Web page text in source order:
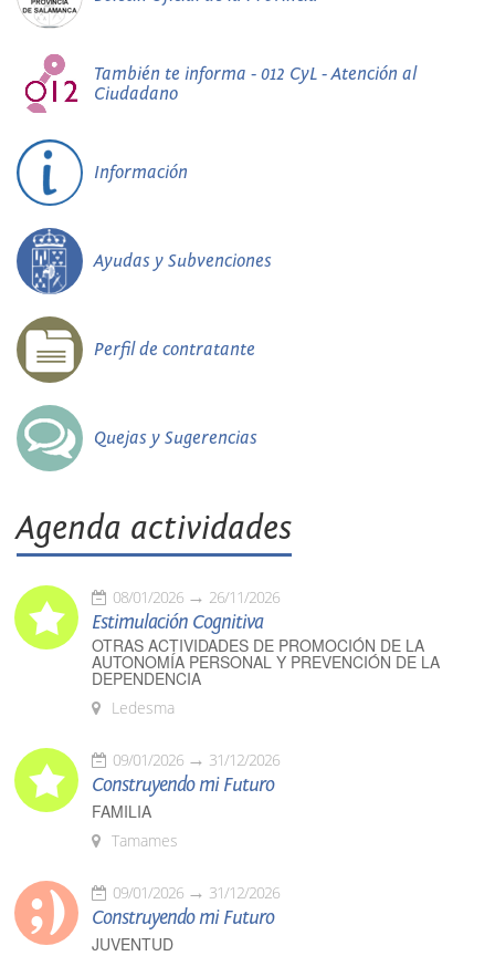
También te informa - 012 CyL - Atención al
Ciudadano
Información
Ayudas y Subvenciones
Perfil de contratante
Quejas y Sugerencias
Agenda actividades
08/01/2026 26/11/2026
Estimulación Cognitiva
OTRAS ACTIVIDADES DE PROMOCIÓN DE LA
AUTONOMÍA PERSONAL Y PREVENCIÓN DE LA
DEPENDENCIA
Ledesma
09/01/2026 31/12/2026
Construyendo mi Futuro
FAMILIA
Tamames
09/01/2026 31/12/2026
Construyendo mi Futuro
JUVENTUD